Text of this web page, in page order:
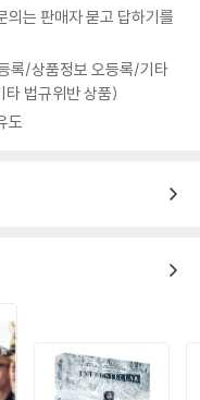
의는 판매자 묻고 답하기를
록/상품정보 오등록/기타
법규위반 상품)
도